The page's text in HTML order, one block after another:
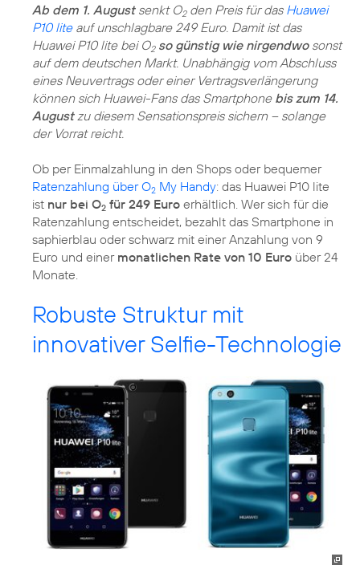
Ab dem 1. Augustsenkt O2den Preis für das Huawei
P10 liteauf unschlagbare 249 Euro. Damit ist das
Huawei P10 lite bei O2 so günstig wie nirgendwosonst
auf dem deutschen Markt. Unabhängig vom Abschluss
eines Neuvertrags oder einer Vertragsverlängerung
können sich Huawei-Fans das Smartphone bis zum 14.
Augustzu diesem Sensationspreis sichern – solange
der Vorrat reicht.
Ob per Einmalzahlung in den Shops oder bequemer
Ratenzahlung über O2 My Handy: das Huawei P10 lite
ist nur bei O2 für 249 Euro erhältlich. Wer sich für die
Ratenzahlung entscheidet, bezahlt das Smartphone in
saphierblau oder schwarz mit einer Anzahlung von 9
Euro und einer monatlichen Rate von 10 Euro über 24
Monate.
Robuste Struktur mit
innovativer Selfie-Technologie